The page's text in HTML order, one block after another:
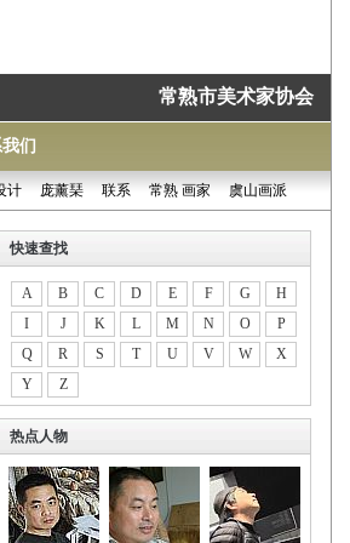
常熟市美术家协会
们
计 庞薰琹 联系 常熟 画家 虞山画派
快速查找
A B C D E F G
H
I
J K L M N O
P
Q
R S T U V W
X
Y
Z
热点人物